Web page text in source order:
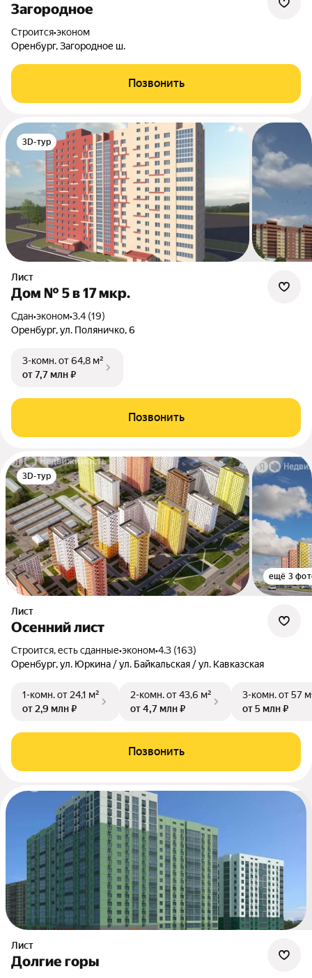
Загородное
Строится•эконом
Оренбург, Загородное ш.
Позвонить
3D-тур
Лист
Дом № 5 в 17 мкр.
Сдан•эконом•3.4 (19)
Оренбург, ул. Поляничко, 6
3-комн.от 64,8 м²
от 7,7 млн ₽
Позвонить
3D-тур
ещё 3
Лист
Осенний лист
Строится, есть сданные•эконом•4.3 (163)
Оренбург, ул. Юркина / ул. Байкальская / ул. Кавказская
1-комн.от 24,1 м²
от 2,9 млн ₽
2-комн.от 43,6 м²
от 4,7 млн ₽
3-комн.от 57
от 5 млн ₽
Позвонить
Лист
Долгие горы